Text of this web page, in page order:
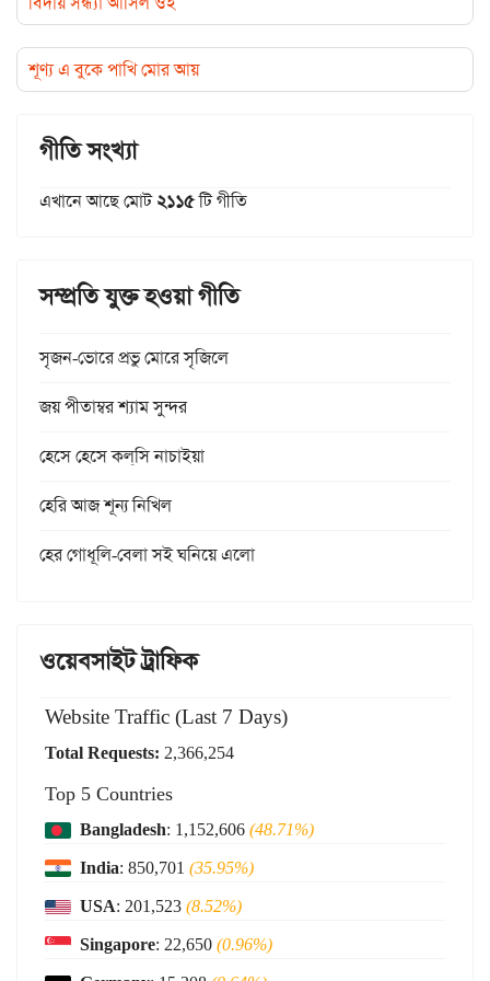
শূণ্য এ বুকে পাখি মোর আয়
গীতি সংখ্যা
এখানে আছে মোট২১১৫টি গীতি
সম্প্রতি যুক্ত হওয়া গীতি
সৃজন-ভোরে প্রভু মোরে সৃজিলে
জয় পীতাম্বর শ্যাম সুন্দর
হেসে হেসে কল্‌সি নাচাইয়া
হেরি আজ শূন্য নিখিল
হের গোধূলি-বেলা সই ঘনিয়ে এলো
ওয়েবসাইট ট্রাফিক
Website Traffic (Last 7 Days)
Total Requests: 2,366,254
Top 5 Countries
Bangladesh: 1,152,606(48.71%)
India: 850,701 (35.95%)
USA: 201,523(8.52%)
Singapore: 22,650(0.96%)